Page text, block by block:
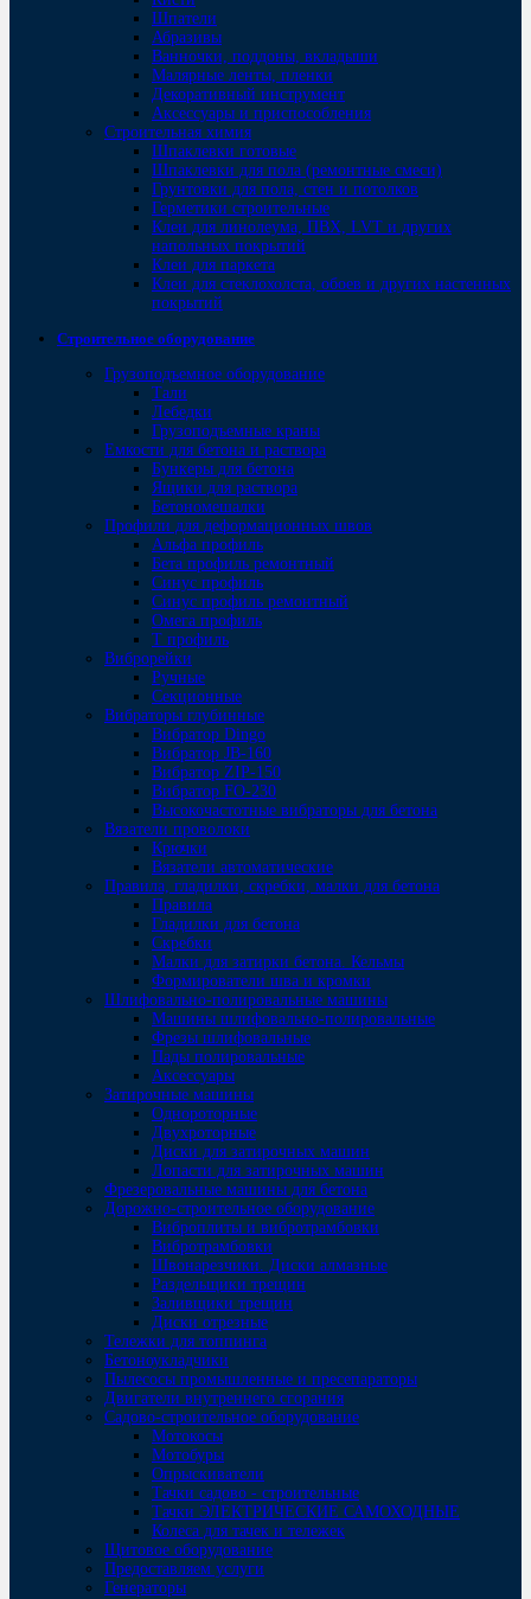
Шпатели
Абразивы
Ванночки, поддоны, вкладыши
Малярные ленты, пленки
Декоративный инструмент
Аксессуары и приспособления
Строительная химия
Шпаклевки готовые
Шпаклевки для пола (ремонтные смеси)
Грунтовки для пола, стен и потолков
Герметики строительные
Клеи для линолеума, ПВХ, LVT и других
напольных покрытий
Клеи для паркета
Клеи для стеклохолста, обоев и других настенных
покрытий
Строительное оборудование
Грузоподъемное оборудование
Тали
Лебедки
Грузоподъемные краны
Емкости для бетона и раствора
Бункеры для бетона
Ящики для раствора
Бетономешалки
Профили для деформационных швов
Альфа профиль
Бета профиль ремонтный
Синус профиль
Синус профиль ремонтный
Омега профиль
Т профиль
Виброрейки
Ручные
Секционные
Вибраторы глубинные
Вибратор Dingo
Вибратор JB-160
Вибратор ZIP-150
Bибратор FO-230
Высокочастотные вибраторы для бетона
Вязатели проволоки
Крючки
Вязатели автоматические
Правила, гладилки, скребки, малки для бетона
Правила
Гладилки для бетона
Скребки
Малки для затирки бетона. Кельмы
Формирователи шва и кромки
Шлифовально-полировальные машины
Машины шлифовально-полировальные
Фрезы шлифовальные
Пады полировальные
Аксессуары
Затирочные машины
Однороторные
Двухроторные
Диски для затирочных машин
Лопасти для затирочных машин
Фрезеровальные машины для бетона
Дорожно-строительное оборудование
Виброплиты и вибротрамбовки
Вибротрамбовки
Швонарезчики. Диски алмазные
Раздельщики трещин
Заливщики трещин
Диски отрезные
Тележки для топпинга
Бетоноукладчики
Пылесосы промышленные и пресепараторы
Двигатели внутреннего сгорания
Садово-строительное оборудование
Мотокосы
Мотобуры
Опрыскиватели
Тачки садово - строительные
Тачки ЭЛЕКТРИЧЕСКИЕ САМОХОДНЫЕ
Колеса для тачек и тележек
Щитовое оборудование
Предоставляем услуги
Генераторы